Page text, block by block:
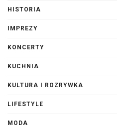
HISTORIA
IMPREZY
KONCERTY
KUCHNIA
KULTURA I ROZRYWKA
LIFESTYLE
MODA